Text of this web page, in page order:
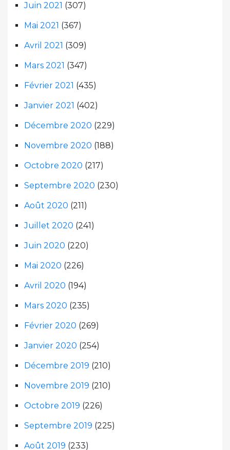
Juin 2021 (307)
Mai 2021 (367)
Avril 2021 (309)
Mars 2021 (347)
Février 2021 (435)
Janvier 2021 (402)
Décembre 2020 (229)
Novembre 2020 (188)
Octobre 2020 (217)
Septembre 2020 (230)
Août 2020 (211)
Juillet 2020 (241)
Juin 2020 (220)
Mai 2020 (226)
Avril 2020 (194)
Mars 2020 (235)
Février 2020 (269)
Janvier 2020 (254)
Décembre 2019 (210)
Novembre 2019 (210)
Octobre 2019 (226)
Septembre 2019 (225)
Août 2019 (233)